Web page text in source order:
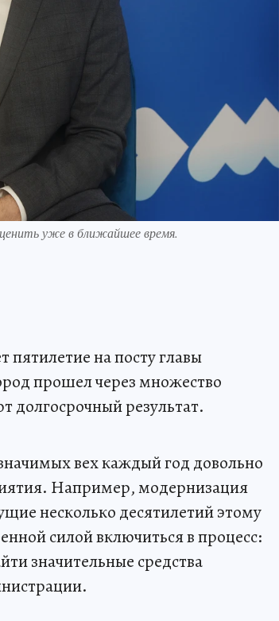
уже в ближайшее время.
пятилетие на посту главы
прошел через множество
результат.
вех каждый год довольно
Например, модернизация
несколько десятилетий этому
силой включиться в процесс:
значительные средства